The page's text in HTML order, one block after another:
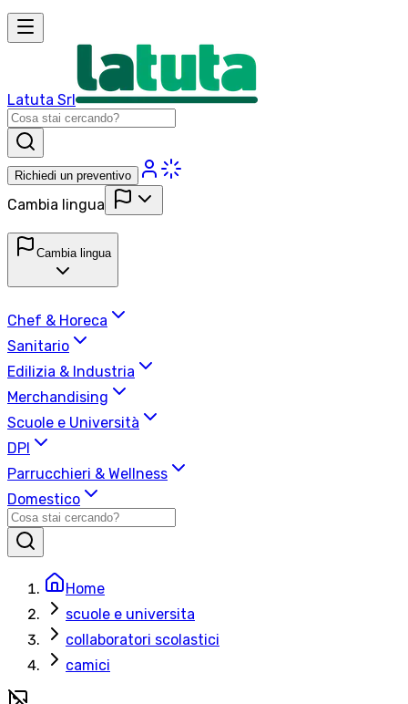
Latuta Srl
Richiedi un preventivo
Cambia lingua
Cambia lingua
Chef & Horeca
Sanitario
Edilizia & Industria
Merchandising
Scuole e Università
DPI
Parrucchieri & Wellness
Domestico
Home
scuole e universita
collaboratori scolastici
camici